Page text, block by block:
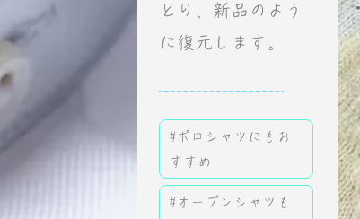
とり、新品のよう
に復元します。
#ポロシャツにもお
すすめ
#オープンシャツも